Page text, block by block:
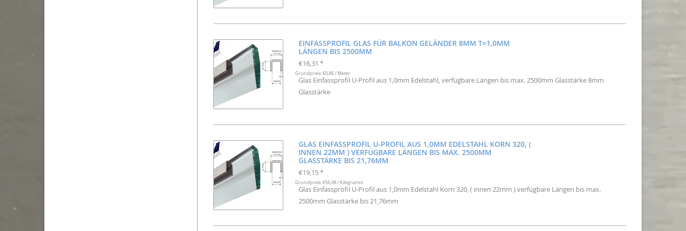
EINFASSPROFIL GLAS FÜR BALKON GELÄNDER 8MM T=1,0MM
LÄNGEN BIS 2500MM
€16,31 *
Grundpreis: €0,86 / Meter
Glas Einfassprofil U-Profil aus 1,0mm Edelstahl, verfügbare Längen bis max. 2500mm Glasstärke 8mm
Glasstärke
GLAS EINFASSPROFIL U-PROFIL AUS 1,0MM EDELSTAHL KORN 320, (
INNEN 22MM ) VERFÜGBARE LÄNGEN BIS MAX. 2500MM
GLASSTÄRKE BIS 21,76MM
€19,15 *
Grundpreis: €56,98 / Kilogramm
Glas Einfassprofil U-Profil aus 1,0mm Edelstahl Korn 320, ( innen 22mm ) verfügbare Längen bis max.
2500mm Glasstärke bis 21,76mm